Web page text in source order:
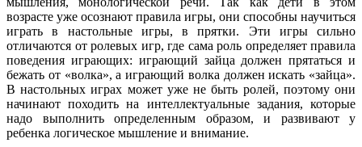
возрасте уже осознают правила игры, они способны научиться
играть в настольные игры, в прятки. Эти игры сильно
отличаются от ролевых игр, где сама роль определяет правила
поведения играющих: играющий зайца должен прятаться и
бежать от «волка», а играющий волка должен искать «зайца».
В настольных играх может уже не быть ролей, поэтому они
начинают походить на интеллектуальные задания, которые
надо выполнить определенным образом, и развивают у
ребенка логическое мышление и внимание.